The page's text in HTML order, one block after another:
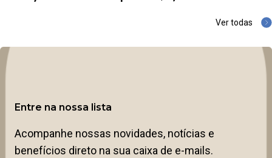
Ver todas
Entre na nossa lista
Acompanhe nossas novidades, notícias e
benefícios direto na sua caixa de e-mails.